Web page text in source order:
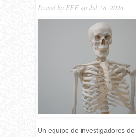
Posted by EFEon Jul 28, 2026
Un equipo de investigadores de